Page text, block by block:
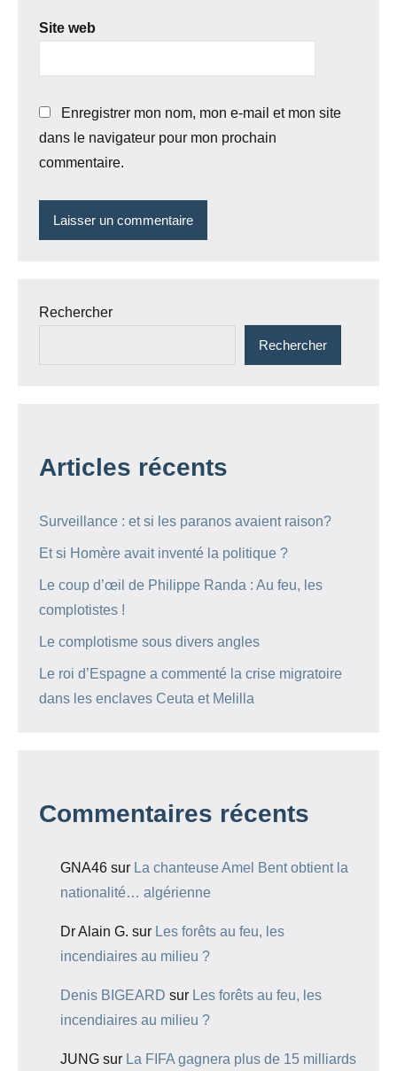
Site web
Enregistrer mon nom, mon e-mail et mon site
dans le navigateur pour mon prochain
commentaire.
Rechercher
Rechercher
Articles récents
Surveillance : et si les paranos avaient raison?
Et si Homère avait inventé la politique ?
Le coup d’œil de Philippe Randa : Au feu, les
complotistes !
Le complotisme sous divers angles
Le roi d’Espagne a commenté la crise migratoire
dans les enclaves Ceuta et Melilla
Commentaires récents
GNA46 sur La chanteuse Amel Bent obtient la
nationalité… algérienne
Dr Alain G. sur Les forêts au feu, les
incendiaires au milieu ?
Denis BIGEARD sur Les forêts au feu, les
incendiaires au milieu ?
JUNG sur La FIFA gagnera plus de 15 milliards